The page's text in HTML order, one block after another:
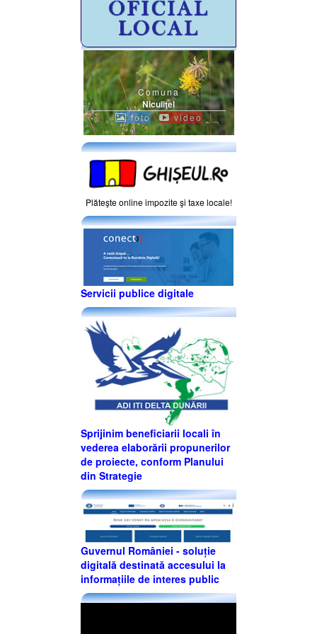
Comuna
Niculiţel
foto video
Plăteşte online impozite şi taxe locale!
Servicii publice digitale
Sprijinim beneficiarii locali în
vederea elaborării propunerilor
de proiecte, conform Planului
din Strategie
Guvernul României - soluție
digitală destinată accesului la
informațiile de interes public